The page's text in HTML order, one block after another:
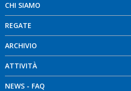
CHI SIAMO
REGATE
ARCHIVIO
ATTIVITÀ
NEWS - FAQ